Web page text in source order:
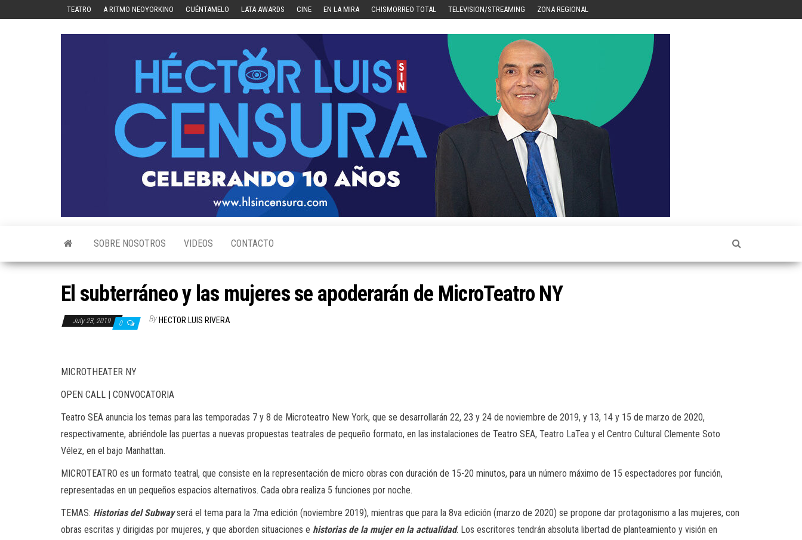
TEATRO A RITMO NEOYORKINO CUÉNTAMELO LATA AWARDS CINE EN LA MIRA CHISMORREO TOTAL TELEVISION/STREAMING ZONA REGIONAL
SOBRE NOSOTROS VIDEOS CONTACTO
El subterráneo y las mujeres se apoderarán de MicroTeatro NY
July 23, 2019 0 By HECTOR LUIS RIVERA
MICROTHEATER NY
OPEN CALL | CONVOCATORIA
Teatro SEA anuncia los temas para las temporadas 7 y 8 de Microteatro New York, que se desarrollarán 22, 23 y 24 de noviembre de 2019, y 13, 14 y 15 de marzo de 2020,
respectivamente, abriéndole las puertas a nuevas propuestas teatrales de pequeño formato, en las instalaciones de Teatro SEA, Teatro LaTea y el Centro Cultural Clemente Soto
Vélez, en el bajo Manhattan.
MICROTEATRO es un formato teatral, que consiste en la representación de micro obras con duración de 15-20 minutos, para un número máximo de 15 espectadores por función,
representadas en un pequeños espacios alternativos. Cada obra realiza 5 funciones por noche.
TEMAS: Historias del Subwayserá el tema para la 7ma edición (noviembre 2019), mientras que para la 8va edición (marzo de 2020) se propone dar protagonismo a las mujeres, con
obras escritas y dirigidas por mujeres, y que aborden situaciones e historias de la mujer en la actualidad. Los escritores tendrán absoluta libertad de planteamiento y visión en